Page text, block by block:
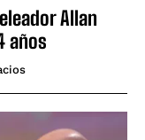
Allan
años